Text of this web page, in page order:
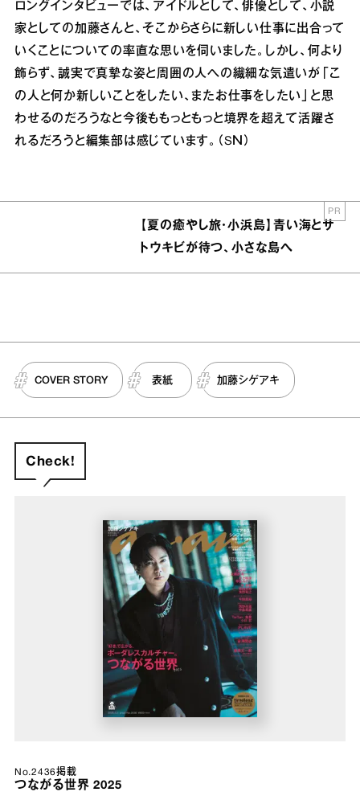
ロングインタビューでは、アイドルとして、俳優として、小説
家としての加藤さんと、そこからさらに新しい仕事に出合って
いくことについての率直な思いを伺いました。しかし、何より
飾らず、誠実で真摯な姿と周囲の人への繊細な気遣いが「こ
の人と何か新しいことをしたい、またお仕事をしたい」と思
わせるのだろうなと今後ももっともっと境界を超えて活躍さ
れるだろうと編集部は感じています。（SＮ）
【夏の癒やし旅・小浜島】青い海とサ
トウキビが待つ、小さな島へ
PR
COVER STORY 表紙 加藤シゲアキ
Check!
No.2436掲載
つながる世界 2025